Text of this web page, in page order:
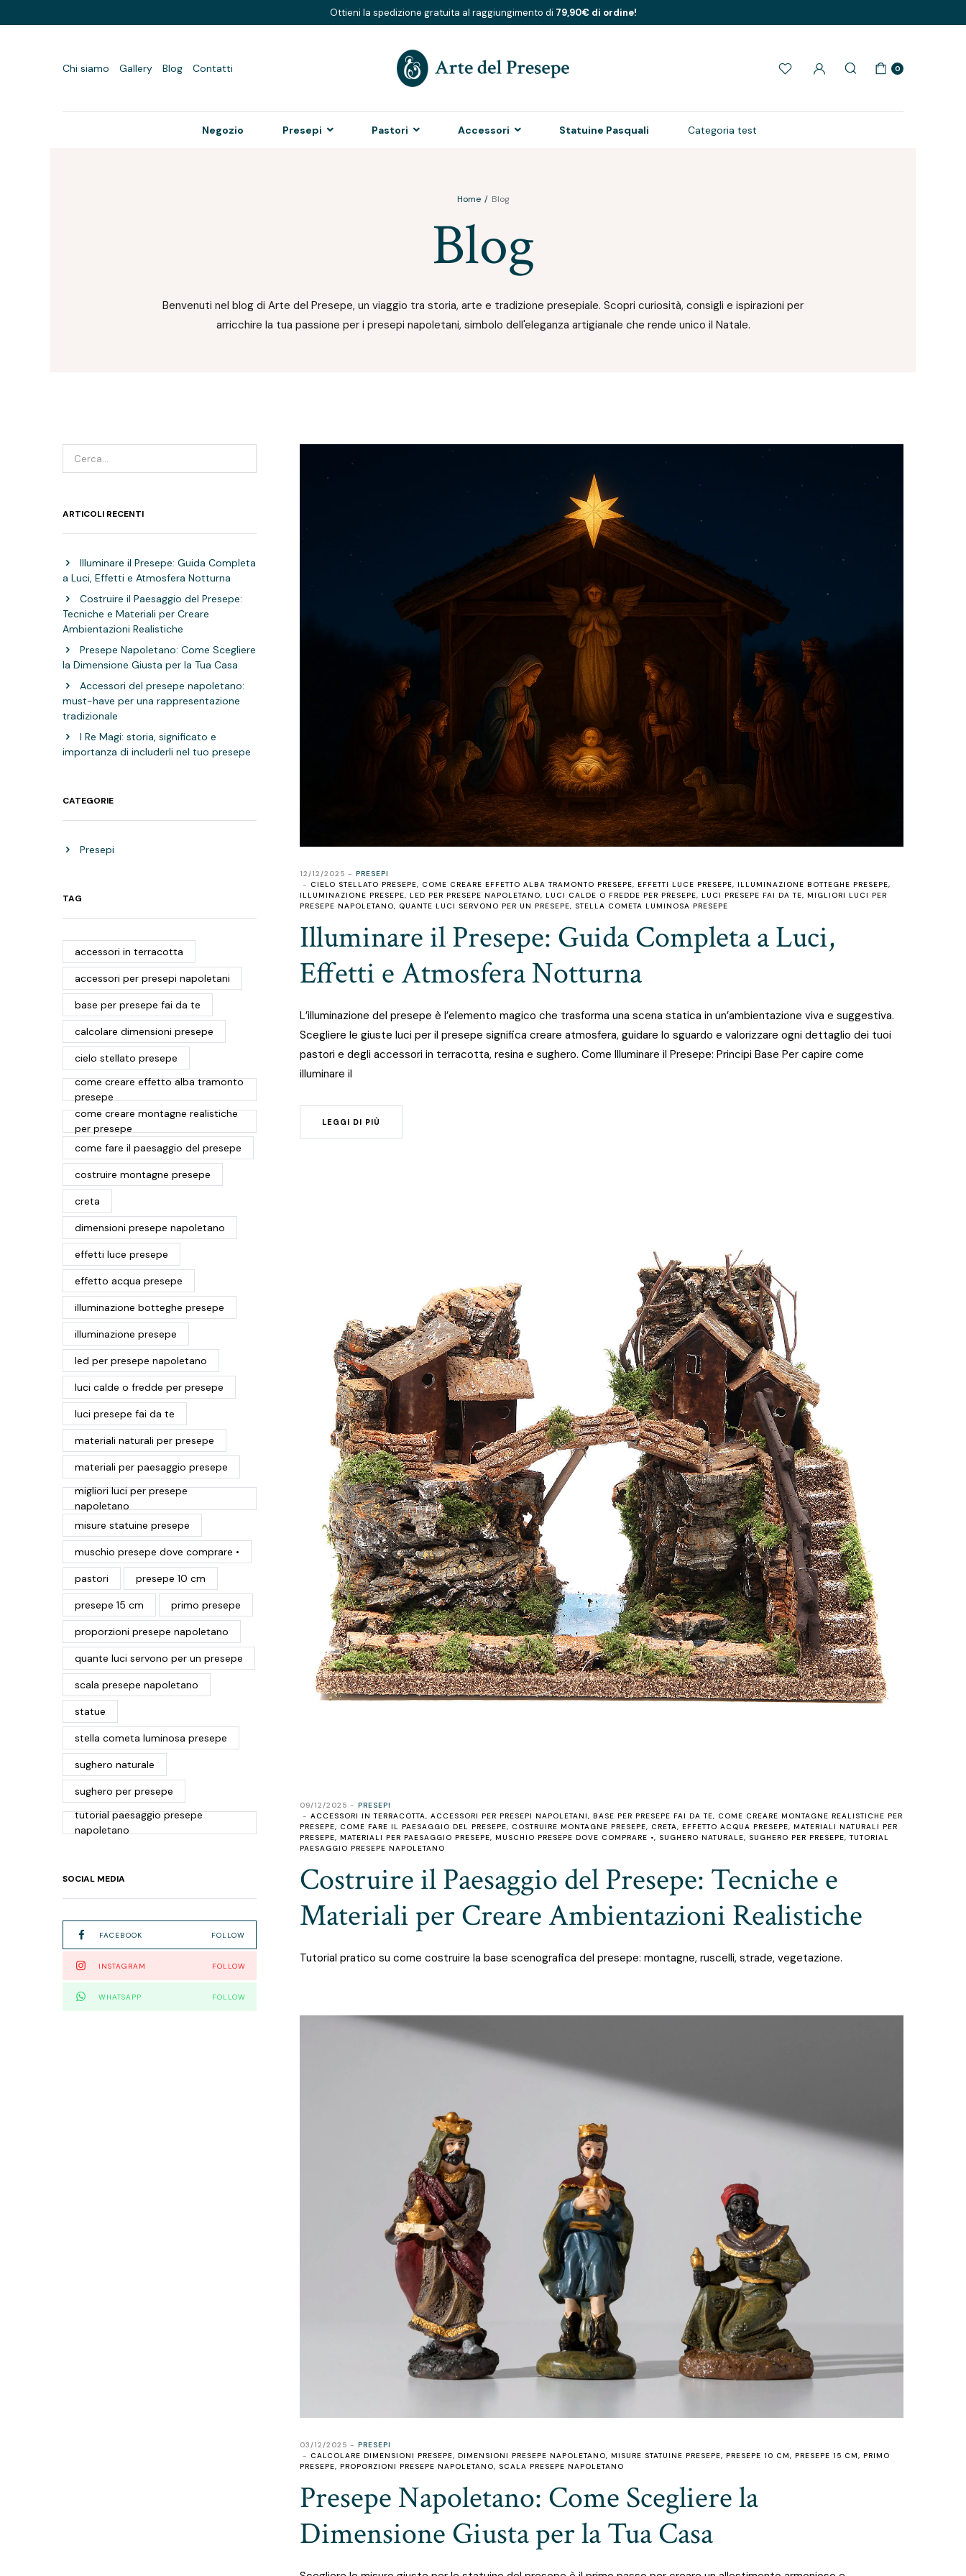
Ottieni la spedizione gratuita al raggiungimento di 79,90€ di ordine!
Chi siamo Gallery Blog Contatti 0
Negozio Presepi Pastori Accessori Statuine Pasquali Categoria test
Home Blog
Blog
Benvenuti nel blog di Arte del Presepe, un viaggio tra storia, arte e tradizione presepiale. Scopri curiosità, consigli e ispirazioni per
arricchire la tua passione per i presepi napoletani, simbolo dell'eleganza artigianale che rende unico il Natale.
ARTICOLI RECENTI
Illuminare il Presepe: Guida Completa
a Luci, Effetti e Atmosfera Notturna
Costruire il Paesaggio del Presepe:
Tecniche e Materiali per Creare
Ambientazioni Realistiche
Presepe Napoletano: Come Scegliere
la Dimensione Giusta per la Tua Casa
Accessori del presepe napoletano:
must-have per una rappresentazione
tradizionale
I Re Magi: storia, significato e
importanza di includerli nel tuo presepe
CATEGORIE
Presepi
TAG
accessori in terracotta
accessori per presepi napoletani
base per presepe fai da te
calcolare dimensioni presepe
cielo stellato presepe
come creare effetto alba tramonto
presepe
come creare montagne realistiche
per presepe
come fare il paesaggio del presepe
costruire montagne presepe
creta
dimensioni presepe napoletano
effetti luce presepe
effetto acqua presepe
illuminazione botteghe presepe
illuminazione presepe
led per presepe napoletano
luci calde o fredde per presepe
luci presepe fai da te
materiali naturali per presepe
materiali per paesaggio presepe
migliori luci per presepe
napoletano
misure statuine presepe
muschio presepe dove comprare •
pastori presepe 10 cm
presepe 15 cm primo presepe
proporzioni presepe napoletano
quante luci servono per un presepe
scala presepe napoletano
statue
stella cometa luminosa presepe
sughero naturale
sughero per presepe
tutorial paesaggio presepe
napoletano
SOCIAL MEDIA
FACEBOOK FOLLOW
INSTAGRAM FOLLOW
WHATSAPP FOLLOW
12/12/2025
PRESEPI
CIELO STELLATO PRESEPE, COME CREARE EFFETTO ALBA TRAMONTO PRESEPE, EFFETTI LUCE PRESEPE, ILLUMINAZIONE BOTTEGHE PRESEPE,
ILLUMINAZIONE PRESEPE, LED PER PRESEPE NAPOLETANO, LUCI CALDE O FREDDE PER PRESEPE, LUCI PRESEPE FAI DA TE, MIGLIORI LUCI PER
PRESEPE NAPOLETANO, QUANTE LUCI SERVONO PER UN PRESEPE, STELLA COMETA LUMINOSA PRESEPE
Illuminare il Presepe: Guida Completa a Luci,
Effetti e Atmosfera Notturna
L’illuminazione del presepe è l’elemento magico che trasforma una scena statica in un’ambientazione viva e suggestiva.
Scegliere le giuste luci per il presepe significa creare atmosfera, guidare lo sguardo e valorizzare ogni dettaglio dei tuoi
pastori e degli accessori in terracotta, resina e sughero. Come Illuminare il Presepe: Principi Base Per capire come
illuminare il
LEGGI DI PIÙ
09/12/2025
PRESEPI
ACCESSORI IN TERRACOTTA, ACCESSORI PER PRESEPI NAPOLETANI, BASE PER PRESEPE FAI DA TE, COME CREARE MONTAGNE REALISTICHE PER
PRESEPE, COME FARE IL PAESAGGIO DEL PRESEPE, COSTRUIRE MONTAGNE PRESEPE, CRETA, EFFETTO ACQUA PRESEPE, MATERIALI NATURALI PER
PRESEPE, MATERIALI PER PAESAGGIO PRESEPE, MUSCHIO PRESEPE DOVE COMPRARE •, SUGHERO NATURALE, SUGHERO PER PRESEPE,TUTORIAL
PAESAGGIO PRESEPE NAPOLETANO
Costruire il Paesaggio del Presepe: Tecniche e
Materiali per Creare Ambientazioni Realistiche
Tutorial pratico su come costruire la base scenografica del presepe: montagne, ruscelli, strade, vegetazione.
03/12/2025
PRESEPI
CALCOLARE DIMENSIONI PRESEPE, DIMENSIONI PRESEPE NAPOLETANO, MISURE STATUINE PRESEPE, PRESEPE 10 CM, PRESEPE 15 CM, PRIMO
PRESEPE, PROPORZIONI PRESEPE NAPOLETANO, SCALA PRESEPE NAPOLETANO
Presepe Napoletano: Come Scegliere la
Dimensione Giusta per la Tua Casa